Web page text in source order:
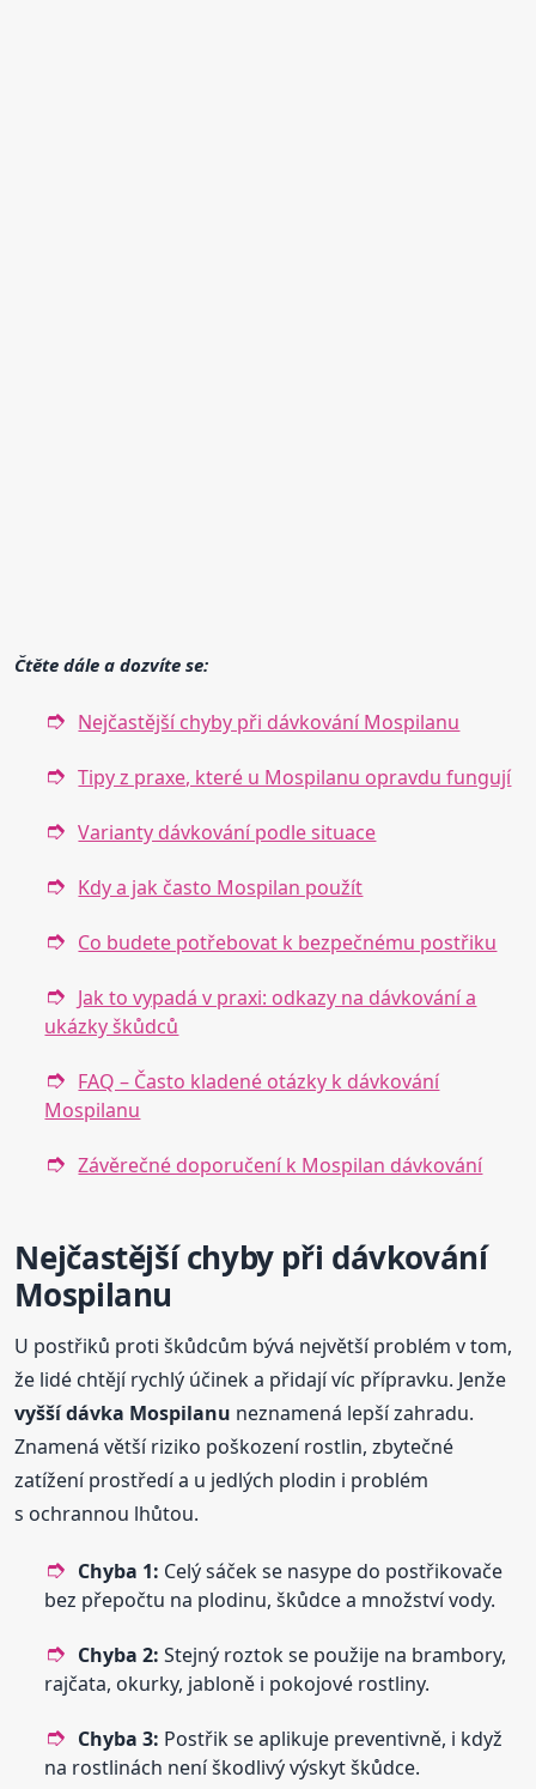
Čtěte dále a dozvíte se:
Nejčastější chyby při dávkování Mospilanu
Tipy z praxe, které u Mospilanu opravdu fungují
Varianty dávkování podle situace
Kdy a jak často Mospilan použít
Co budete potřebovat k bezpečnému postřiku
Jak to vypadá v praxi: odkazy na dávkování a
ukázky škůdců
FAQ – Často kladené otázky k dávkování
Mospilanu
Závěrečné doporučení k Mospilan dávkování
Nejčastější chyby při dávkování
Mospilanu
U postřiků proti škůdcům bývá největší problém v tom,
že lidé chtějí rychlý účinek a přidají víc přípravku. Jenže
vyšší dávka Mospilanu neznamená lepší zahradu.
Znamená větší riziko poškození rostlin, zbytečné
zatížení prostředí a u jedlých plodin i problém
s ochrannou lhůtou.
Chyba 1: Celý sáček se nasype do postřikovače
bez přepočtu na plodinu, škůdce a množství vody.
Chyba 2: Stejný roztok se použije na brambory,
rajčata, okurky, jabloně i pokojové rostliny.
Chyba 3: Postřik se aplikuje preventivně, i když
na rostlinách není škodlivý výskyt škůdce.